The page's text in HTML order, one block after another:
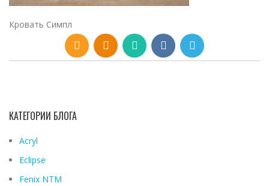
Кровать Симпл
КАТЕГОРИИ БЛОГА
Acryl
Eclipse
Fenix ​​NTM